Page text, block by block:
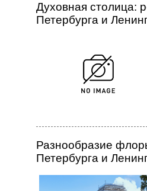
Духовная столица:
Петербурга и
Разнообразие
Петербурга и